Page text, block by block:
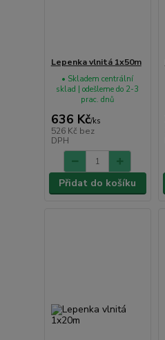
Lepenka vlnitá 1x50m
636 Kč/ks
526 Kč bez
DPH
• Skladem centrální
sklad | odešleme do 2-3
prac. dnů
Přidat do košíku